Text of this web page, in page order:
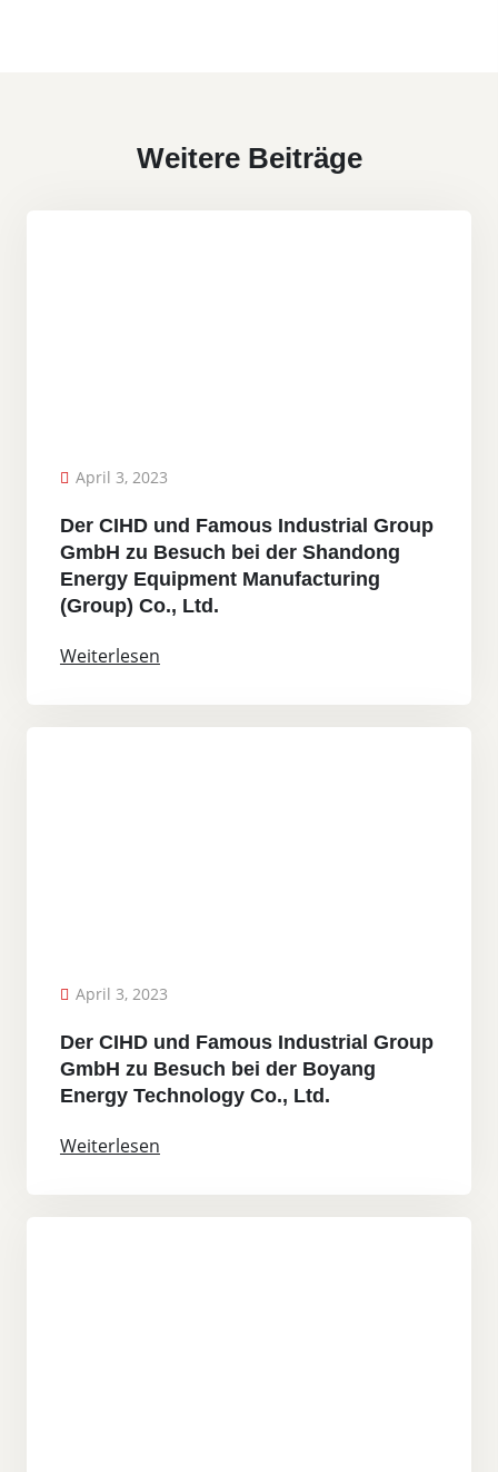
Weitere Beiträge
April 3, 2023
Der CIHD und Famous Industrial Group
GmbH zu Besuch bei der Shandong
Energy Equipment Manufacturing
(Group) Co., Ltd.
Weiterlesen
April 3, 2023
Der CIHD und Famous Industrial Group
GmbH zu Besuch bei der Boyang
Energy Technology Co., Ltd.
Weiterlesen